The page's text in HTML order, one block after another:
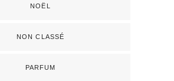
NOËL
NON CLASSÉ
PARFUM